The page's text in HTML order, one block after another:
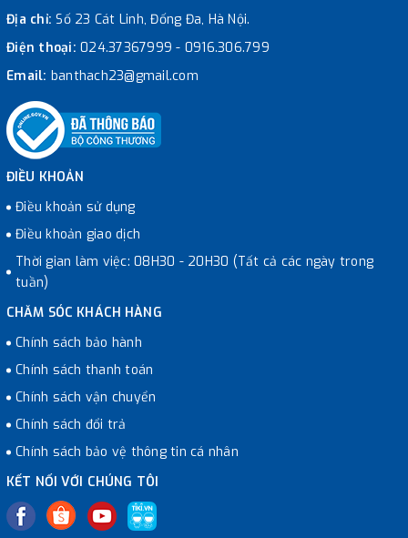
Địa chỉ:Số 23 Cát Linh, Đống Đa, Hà Nội.
Điện thoại: 024.37367999 - 0916.306.799
Email: banthach23@gmail.com
ĐIỀU KHOẢN
Điều khoản sử dụng
Điều khoản giao dịch
Thời gian làm việc: 08H30 - 20H30 (Tất cả các ngày trong
tuần)
CHĂM SÓC KHÁCH HÀNG
Chính sách bảo hành
Chính sách thanh toán
Chính sách vận chuyển
Chính sách đổi trả
Chính sách bảo vệ thông tin cá nhân
KẾT NỐI VỚI CHÚNG TÔI